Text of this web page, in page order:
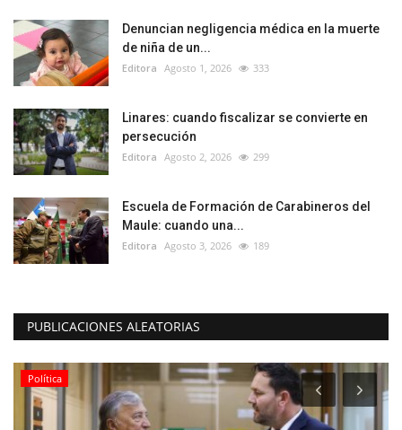
Denuncian negligencia médica en la muerte
de niña de un...
Editora Agosto 1, 2026 333
Linares: cuando fiscalizar se convierte en
persecución
Editora Agosto 2, 2026 299
Escuela de Formación de Carabineros del
Maule: cuando una...
Editora Agosto 3, 2026 189
PUBLICACIONES ALEATORIAS
Política